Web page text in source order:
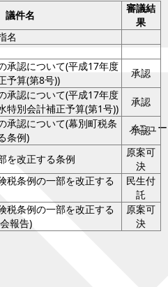
メニュー
議件名
審議結
果
名
承認について(平成17年度
予算(第8号))
承認
承認について(平成17年度
特別会計補正予算(第1号))
承認
承認について(幕別町税条
条例)
承認
を改正する条例
原案可
決
税条例の一部を改正する
民生付
託
税条例の一部を改正する
報告)
原案可
決